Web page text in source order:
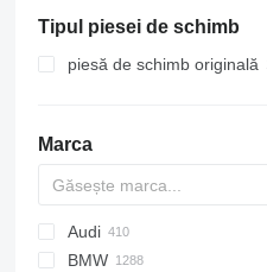
Tipul piesei de schimb
piesă de schimb originală
Marca
159
Giulietta
Audi
A-series
BMW